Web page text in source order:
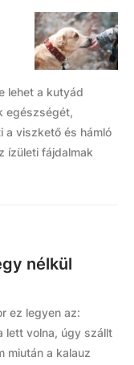
lehet a kutyád
egészségét,
a viszkető és hámló
ízületi fájdalmak
nélkül
ez legyen az:
lett volna, úgy szállt
miután a kalauz